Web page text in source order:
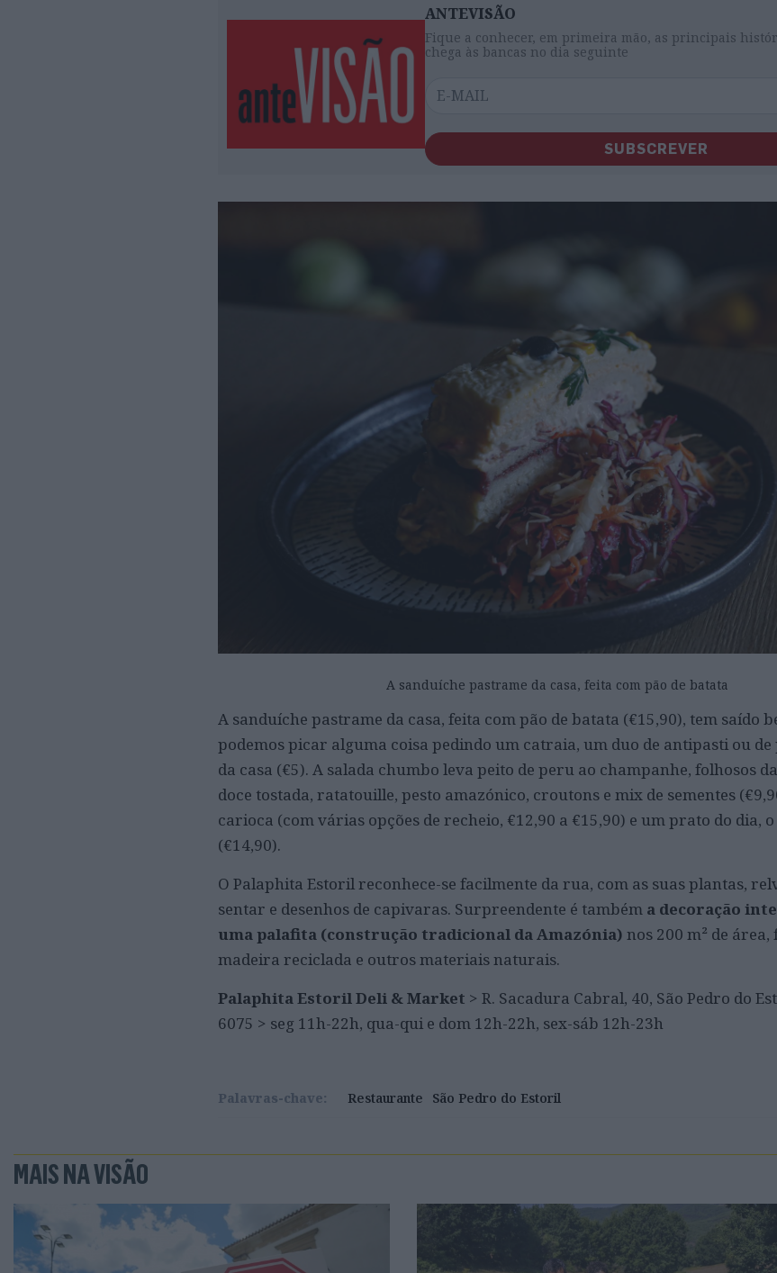
ANTEVISÃO
Fique a conhecer, em primeira mão, as principais
chega às bancas no dia seguinte
SUBSCREVER
A sanduíche pastrame da casa, feita com pão de batata
A sanduíche pastrame da casa, feita com pão de batata (€15,90), tem saído
podemos picar alguma coisa pedindo um catraia, um duo de antipasti ou de
da casa (€5). A salada chumbo leva peito de peru ao champanhe, folhosos
doce tostada, ratatouille, pesto amazónico, croutons e mix de sementes
carioca (com várias opções de recheio, €12,90 a €15,90) e um prato do dia,
(€14,90).
O Palaphita Estoril reconhece-se facilmente da rua, com as suas plantas,
sentar e desenhos de capivaras. Surpreendente é também a decoração
uma palafita (construção tradicional da Amazónia) nos 200 m² de
madeira reciclada e outros materiais naturais.
Palaphita Estoril Deli & Market > R. Sacadura Cabral, 40, São Pedro do
6075 > seg 11h-22h, qua-qui e dom 12h-22h, sex-sáb 12h-23h
Palavras-chave: Restaurante São Pedro do Estoril
MAIS NA VISÃO